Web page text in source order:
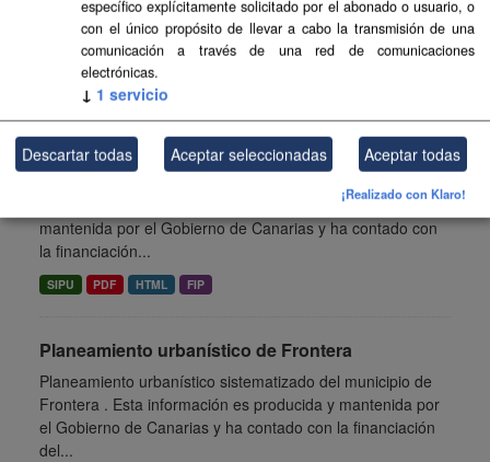
isla de Tenerife. Esta información es producida y
mantenida por el Gobierno de Canarias y ha contado con
la financiación...
PDF HTML
Planeamiento de Espacios Naturales de La Palma
isla de La Palma. Esta información es producida y
mantenida por el Gobierno de Canarias y ha contado con
la financiación...
SIPU PDF HTML FIP
Planeamiento urbanístico de Frontera
Planeamiento urbanístico sistematizado del municipio de
Frontera . Esta información es producida y mantenida por
el Gobierno de Canarias y ha contado con la financiación
del...
específico explícitamente solicitado por el abonado o usuario, o
con el único propósito de llevar a cabo la transmisión de una
comunicación a través de una red de comunicaciones
electrónicas.
↓ 1 servicio
Descartar todas Aceptar seleccionadas Aceptar todas
¡Realizado con Klaro!